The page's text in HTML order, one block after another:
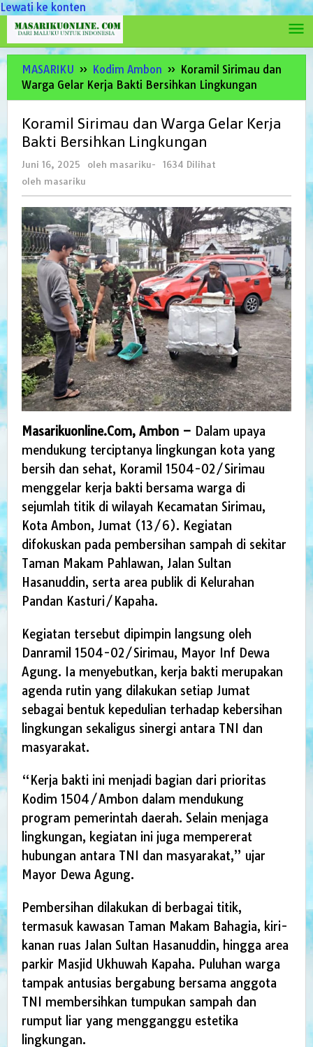
Lewati ke konten
MASARIKU » Kodim Ambon » Koramil Sirimau dan
Warga Gelar Kerja Bakti Bersihkan Lingkungan
Koramil Sirimau dan Warga Gelar Kerja
Bakti Bersihkan Lingkungan
Juni 16, 2025 oleh masariku-
1634 Dilihat
oleh masariku
Masarikuonline.Com, Ambon – Dalam upaya
mendukung terciptanya lingkungan kota yang
bersih dan sehat, Koramil 1504-02/Sirimau
menggelar kerja bakti bersama warga di
sejumlah titik di wilayah Kecamatan Sirimau,
Kota Ambon, Jumat (13/6). Kegiatan
difokuskan pada pembersihan sampah di sekitar
Taman Makam Pahlawan, Jalan Sultan
Hasanuddin, serta area publik di Kelurahan
Pandan Kasturi/Kapaha.
Kegiatan tersebut dipimpin langsung oleh
Danramil 1504-02/Sirimau, Mayor Inf Dewa
Agung. Ia menyebutkan, kerja bakti merupakan
agenda rutin yang dilakukan setiap Jumat
sebagai bentuk kepedulian terhadap kebersihan
lingkungan sekaligus sinergi antara TNI dan
masyarakat.
“Kerja bakti ini menjadi bagian dari prioritas
Kodim 1504/Ambon dalam mendukung
program pemerintah daerah. Selain menjaga
lingkungan, kegiatan ini juga mempererat
hubungan antara TNI dan masyarakat,” ujar
Mayor Dewa Agung.
Pembersihan dilakukan di berbagai titik,
termasuk kawasan Taman Makam Bahagia, kiri-
kanan ruas Jalan Sultan Hasanuddin, hingga area
parkir Masjid Ukhuwah Kapaha. Puluhan warga
tampak antusias bergabung bersama anggota
TNI membersihkan tumpukan sampah dan
rumput liar yang mengganggu estetika
lingkungan.